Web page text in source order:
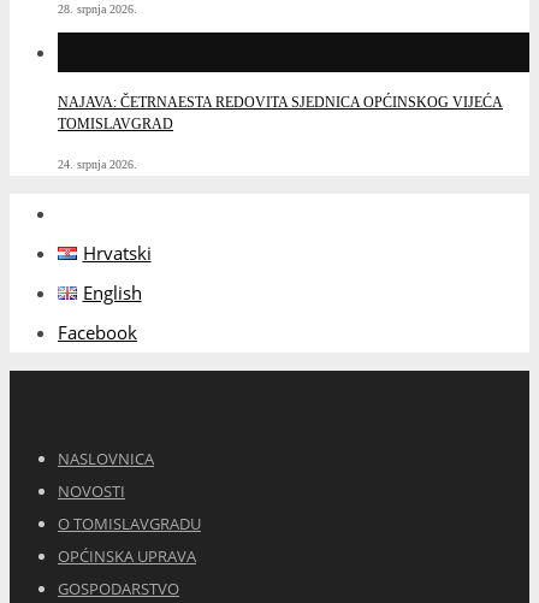
28. srpnja 2026.
NAJAVA: ČETRNAESTA REDOVITA SJEDNICA OPĆINSKOG VIJEĆA
TOMISLAVGRAD
24. srpnja 2026.
Hrvatski
English
Facebook
NASLOVNICA
NOVOSTI
O TOMISLAVGRADU
OPĆINSKA UPRAVA
GOSPODARSTVO